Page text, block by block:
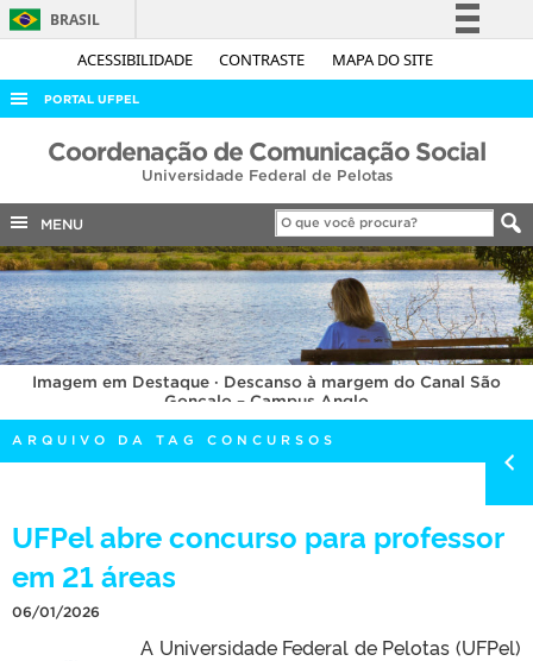
ACESSIBILIDADE CONTRASTE MAPA DO SITE
BRASIL
Simplifique!
Acesso à informação
Legislação
Canais
PORTAL UFPEL
ACESSO À INFORMAÇÃO
COBALTO
CONCURSOS
EDITAIS
INTERNACIONAL
OUVIDORIA
PORTARIAS
TELEFONES
Coordenação de Comunicação Social
Universidade Federal de Pelotas
MENU
Imagem em Destaque · Descanso à margem do Canal São
Gonçalo – Campus Anglo
ARQUIVO DA TAG CONCURSOS
UFPel abre concurso para professor
em 21 áreas
06/01/2026
A Universidade Federal de Pelotas (UFPel)